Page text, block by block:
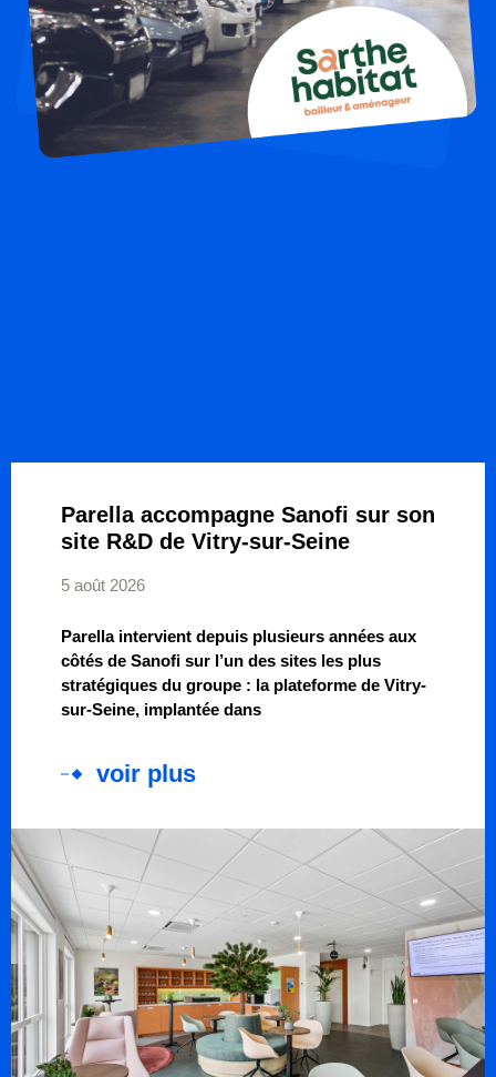
Parella accompagne Sanofi sur son
site R&D de Vitry-sur-Seine
5 août 2026
Parella intervient depuis plusieurs années aux
côtés de Sanofi sur l’un des sites les plus
stratégiques du groupe : la plateforme de Vitry-
sur-Seine, implantée dans
voir plus